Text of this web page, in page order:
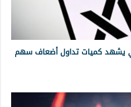
كميات تداول أضعاف سهم